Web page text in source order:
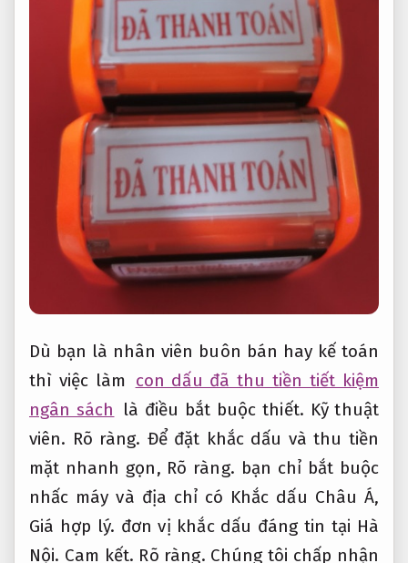
Dù bạn là nhân viên buôn bán hay kế toán
thì việc làm con dấu đã thu tiền tiết kiệm
ngân sách
là điều bắt buộc thiết. Kỹ thuật
viên. Rõ ràng. Để đặt khắc dấu và thu tiền
mặt nhanh gọn, Rõ ràng. bạn chỉ bắt buộc
nhấc máy và địa chỉ có Khắc dấu Châu Á,
Giá hợp lý. đơn vị khắc dấu đáng tin tại Hà
Nội. Cam kết. Rõ ràng. Chúng tôi chấp nhận